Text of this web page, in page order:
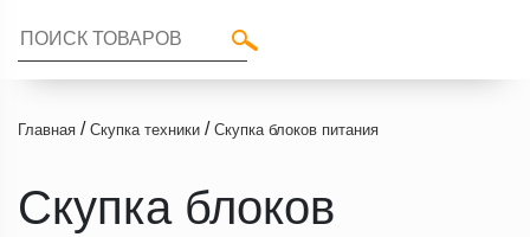
Главная / Скупка техники / Скупка блоков питания
Скупка блоков